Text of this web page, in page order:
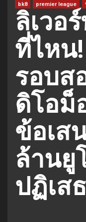
bk8 premier league
ลิเวอ
ที่ไหน
รอบส
ดิโอม็
ข้อเส
ล้านยู
ปฏิเสธ